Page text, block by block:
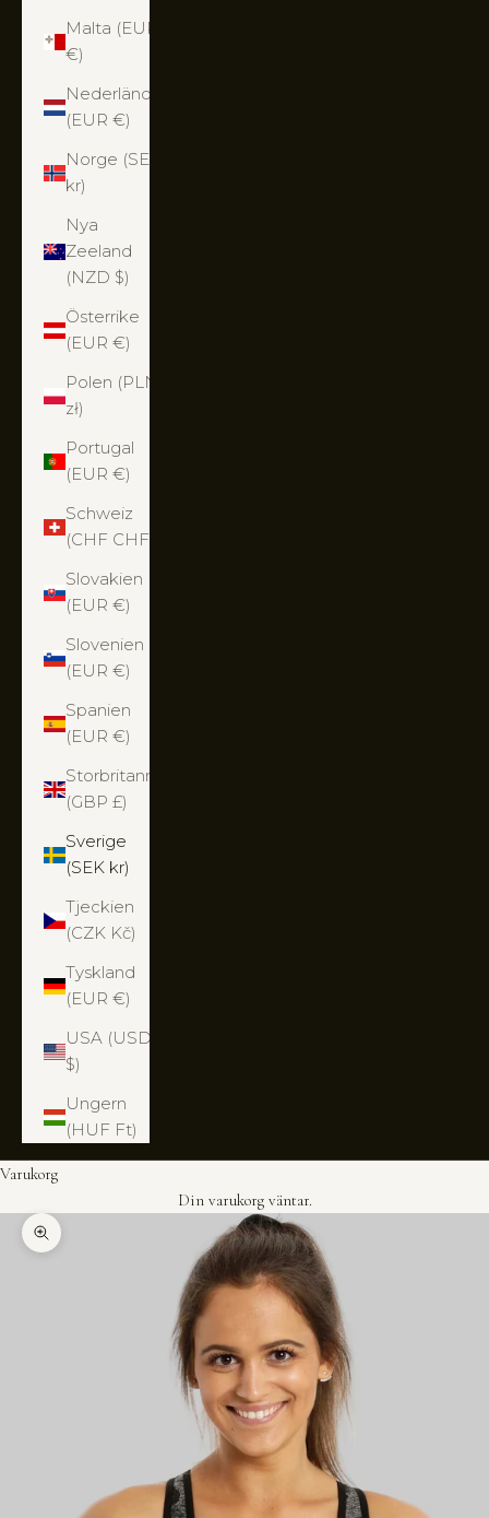
Malta (EUR
€)
Nederländerna
(EUR €)
Norge (SEK
kr)
Nya
Zeeland
(NZD $)
Österrike
(EUR €)
Polen (PLN
zł)
Portugal
(EUR €)
Schweiz
(CHF CHF)
Slovakien
(EUR €)
Slovenien
(EUR €)
Spanien
(EUR €)
Storbritannien
(GBP £)
Sverige
(SEK kr)
Tjeckien
(CZK Kč)
Tyskland
(EUR €)
USA (USD
$)
Ungern
(HUF Ft)
Varukorg
Din varukorg väntar.
Zooma